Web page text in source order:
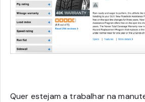
Quer estejam a trabalhar na